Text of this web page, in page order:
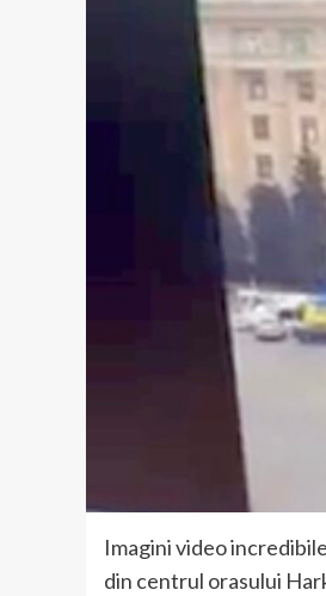
Imagini video
din centrul orasului